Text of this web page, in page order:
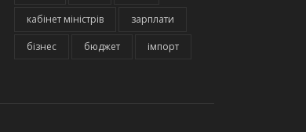
кабінет міністрів зарплати
бізнес бюджет імпорт